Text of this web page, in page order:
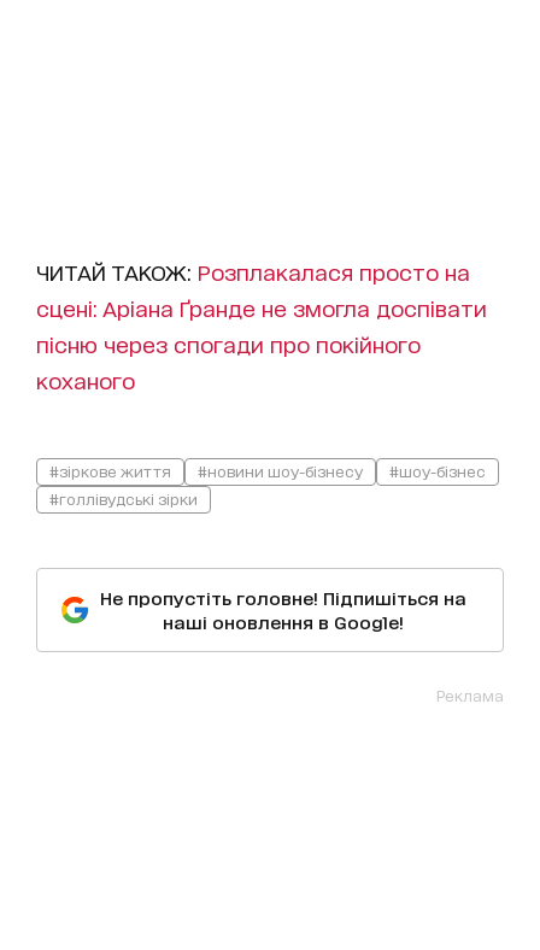
ЧИТАЙ ТАКОЖ: Розплакалася просто на
сцені: Аріана Ґранде не змогла доспівати
пісню через спогади про покійного
коханого
#зіркове життя #новини шоу-бізнесу
#шоу-бізнес
#голлівудські зірки
Не пропустіть головне! Підпишіться на
наші оновлення в Google!
Реклама